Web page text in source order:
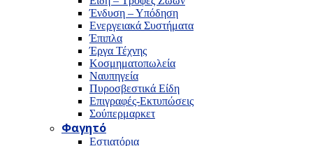
Ένδυση – Υπόδηση
Ενεργειακά Συστήματα
Έπιπλα
Έργα Τέχνης
Κοσμηματοπωλεία
Ναυπηγεία
Πυροσβεστικά Είδη
Επιγραφές-Εκτυπώσεις
Σούπερμαρκετ
Φαγητό
Εστιατόρια